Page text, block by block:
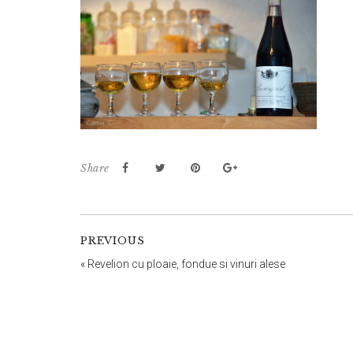
Share
PREVIOUS
« Revelion cu ploaie, fondue si vinuri alese